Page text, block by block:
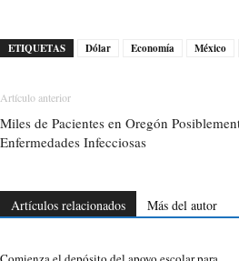
ETIQUETAS Dólar Economía México
Artículo anterior
Miles de Pacientes en Oregón
Enfermedades Infecciosas
Artículos relacionados Más del autor